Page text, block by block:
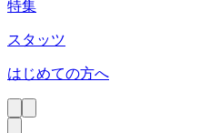
特集
スタッツ
はじめての方へ